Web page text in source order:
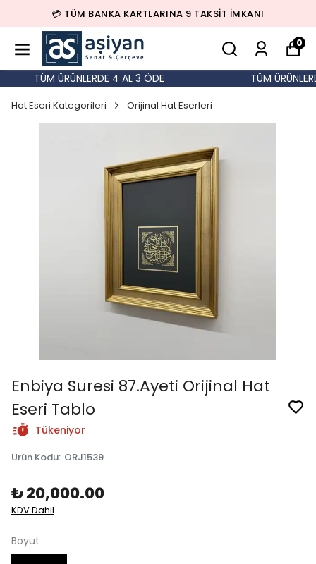
💳 TÜM BANKA KARTLARINA 9 TAKSİT İMKANI
0
TÜM ÜRÜNLERDE 4 AL 3 ÖDE TÜM
Hat Eseri Kategorileri Orijinal Hat Eserleri
Enbiya Suresi 87.Ayeti Orijinal Hat
Eseri Tablo
Tükeniyor
Ürün Kodu: ORJ1539
₺ 20,000.00
KDV Dahil
Boyut